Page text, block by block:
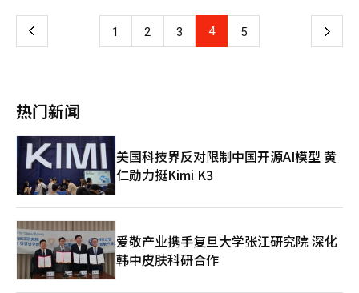
1.1%；净利润预计增长5.7%，达到29.9亿元人民币。尽管华为未
公开具体业绩数据，但分析师普遍认为其通信设备业务表现良好。
与此形成鲜明对比的是，诺基亚和爱立信的第二季度业绩出现大幅
民币16.84亿元）。 韩国电子通信研究院（ETRI）ICT战略研究所
络建设最为积极的国家，且在国内外市场进行了大量投资。性价比
高的中国通信设备在美国和欧洲影响力之外的国家中受到广泛欢
迎。” 2月26日，在西班牙巴塞罗那举行的2024年世界移动通信
大会上，人们参观华为展台。【图片来源 新华社】
行。【图片提供 韩国贸易投资振兴公司】
卷调查结果显示，54.8%的受访者表示“没有升职的想法”，理由
中，“升职会加大工作压力，平衡工作和生活是人们的正常需
便后辈职位高于自己，也不会感触太深，只要能够长久留在公司便
心满意足。 近期，以大企业为中心，要求延长退休年龄的呼声高
涨。今年，现代汽车工会与资方在年度薪资团体协议谈判中，就在
劳动岗位上工作至退休年龄（60岁）后，将退休工人再雇佣为合同
工人，最长期限从目前的1年延长至2年，可工作至62岁的相关条
件进行了交涉。对于该要求，公司提出了妥协方案，将合同工人的
年薪下调至平均起薪，约5000万至6000万韩元（奖金除外）。HD
现代集团旗下三家船舶企业（D现代重工、HD现代三湖、HD现代
尾浦）也提出将退休年龄从60岁提升至65岁的要求，并正在进行
协商。 现代制铁工会也将延长退休年龄和废除工资封顶制包含在
了今年薪资协议谈判提案中。此前，韩国政府将领取国民年金的年
龄从2023年的62岁提高至2028年的64岁，2033年将上调至65
岁，因此，多数工会要求提高法定雇用年龄。 财界相关人士表
上 1 2 3 4 5 下
热门新闻
美国科技界反对限制中国开源AI模型 黄
仁勋力挺Kimi K3
爱敬产业携手复旦大学张江研究院 深化
韩中皮肤科研合作